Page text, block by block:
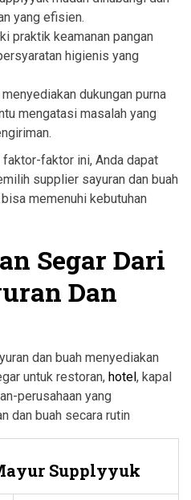
yang efisien.
praktik keamanan pangan
higienis yang
dukungan purna
mengatasi masalah yang
faktor ini, Anda dapat
supplier sayuran dan buah
memenuhi kebutuhan
Segar Dari
Dan
dan buah menyediakan
untuk restoran, hotel, kapal
perusahaan yang
dan buah secara rutin
Supplyyuk